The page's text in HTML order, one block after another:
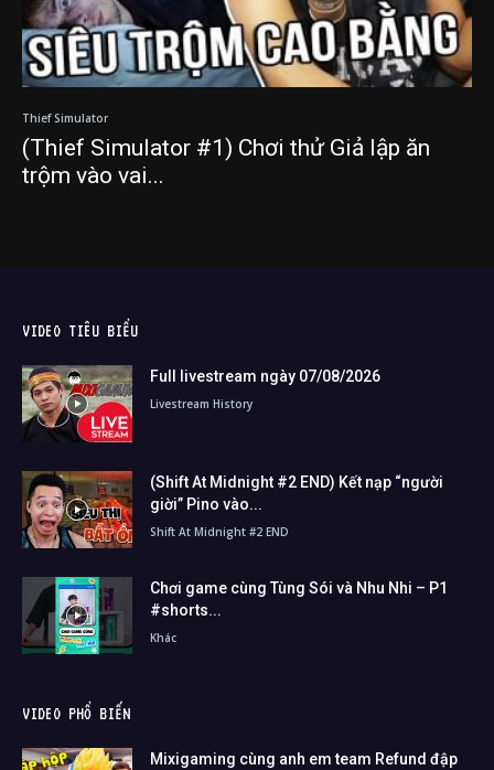
Thief Simulator
(Thief Simulator #1) Chơi thử Giả lập ăn
trộm vào vai...
VIDEO TIÊU BIỂU
Full livestream ngày 07/08/2026
Livestream History
(Shift At Midnight #2 END) Kết nạp “người
giời” Pino vào...
Shift At Midnight #2 END
Chơi game cùng Tùng Sói và Nhu Nhi – P1
#shorts...
Khác
VIDEO PHỔ BIẾN
Mixigaming cùng anh em team Refund đập